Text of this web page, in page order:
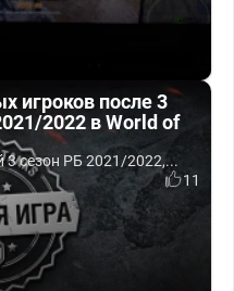
игроков после 3
2022 в World of
3 сезон РБ 2021/2022,...
11